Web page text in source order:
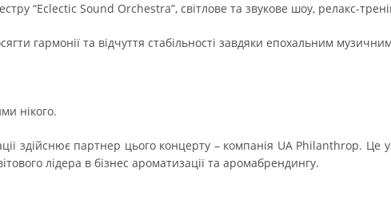
“Eclectic Sound Orchestra”, світлове та звукове шоу, релакс-
гармонії та відчуття стабільності завдяки епохальним
нікого.
здійснює партнер цього концерту – компанія UA Philanthrop.
лідера в бізнес ароматизації та аромабрендингу.